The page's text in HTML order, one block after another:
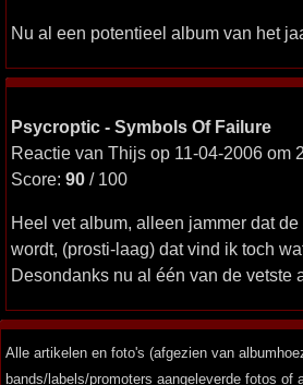
Nu al een potentieel album van het
Psycroptic - Symbols Of Failure
Reactie van Thijs op 11-04-2006 om
Score: 90 / 100
Heel vet album, alleen jammer dat
wordt, (prosti-laag) dat vind ik toch
Desondanks nu al één van de vetste
Alle artikelen en foto's (afgezien van
bands/labels/promoters aangeleverde fotos of